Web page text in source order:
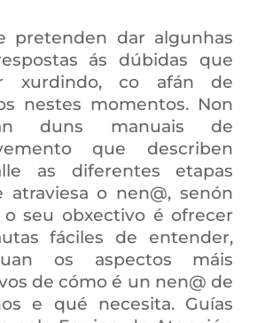
pretenden dar algunhas
ás dúbidas que
xurdindo, co afán de
nestes momentos. Non
duns manuais de
que describen
as diferentes etapas
atraviesa o nen@, senón
seu obxectivo é ofrecer
fáciles de entender,
os aspectos máis
de cómo é un nen@ de
e qué necesita. Guías